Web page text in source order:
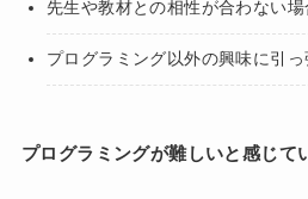
先生や教材との相性が合わない場
プログラミング以外の興味に引
プログラミングが難しいと感じて